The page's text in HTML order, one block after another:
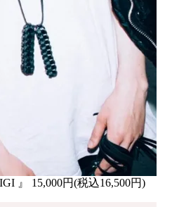
』 15,000円(税込16,500円)